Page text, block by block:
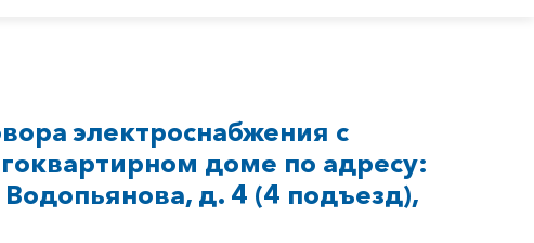
электроснабжения с
доме по адресу:
Водопьянова, д. 4 (4 подъезд),